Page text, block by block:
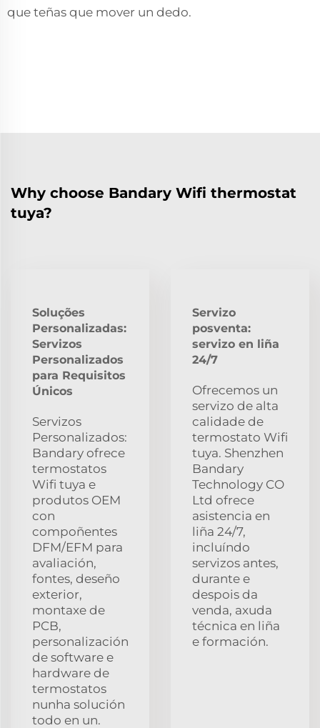
que teñas que mover un dedo.
Why choose Bandary Wifi thermostat
tuya?
Soluções
Personalizadas:
Servizos
Personalizados
para Requisitos
Únicos
Servizos
Personalizados:
Bandary ofrece
termostatos
Wifi tuya e
produtos OEM
con
compoñentes
DFM/EFM para
avaliación,
fontes, deseño
exterior,
montaxe de
PCB,
personalización
de software e
hardware de
termostatos
nunha solución
todo en un.
Servizo
posventa:
servizo en liña
24/7
Ofrecemos un
servizo de alta
calidade de
termostato Wifi
tuya. Shenzhen
Bandary
Technology CO
Ltd ofrece
asistencia en
liña 24/7,
incluíndo
servizos antes,
durante e
despois da
venda, axuda
técnica en liña
e formación.